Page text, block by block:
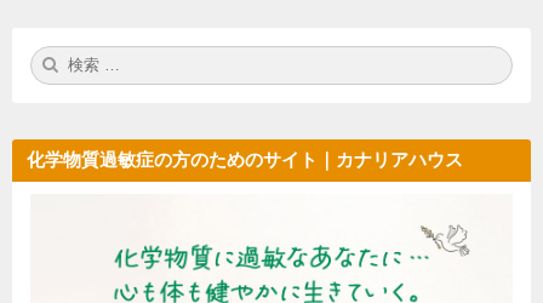
検
索:
化学物質過敏症の方のためのサイト｜カナリアハウス